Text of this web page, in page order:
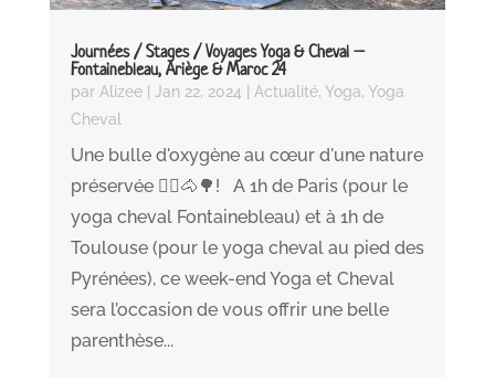
Journées / Stages / Voyages Yoga & Cheval –
Fontainebleau, Ariège & Maroc 24
par Alizee| Jan 22, 2024 Actualité, Yoga, Yoga
Cheval
Une bulle d'oxygène au cœur d'une nature
préservée 🧘‍♀️🐴🌳! A 1h de Paris (pour le
yoga cheval Fontainebleau) et à 1h de
Toulouse (pour le yoga cheval au pied des
Pyrénées), ce week-end Yoga et Cheval
sera l’occasion de vous offrir une belle
parenthèse...